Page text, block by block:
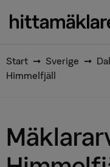
Vi matchar dig med de
mäklarna
Start ➞ Sverige ➞
Himmelfjäll